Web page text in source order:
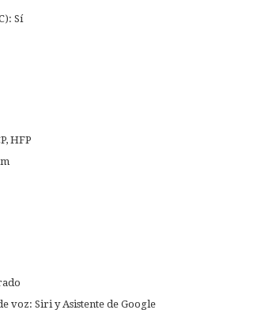
Sí
HFP
voz: Siri y Asistente de Google